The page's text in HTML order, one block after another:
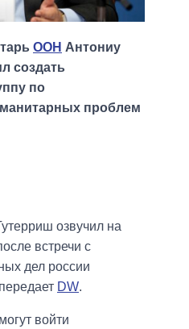
ООН Антониу
создать
по
проблем
озвучил на
встречи с
дел россии
DW.
войти